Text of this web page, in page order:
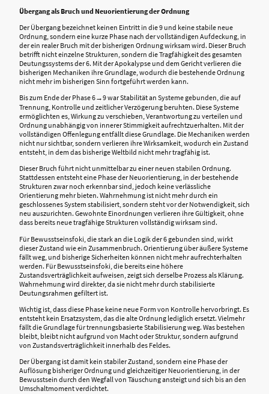
Übergang als Bruch und Neuorientierung der Ordnung
Der Übergang bezeichnet keinen Eintritt in die 9 und keine stabile neue
Ordnung, sondern eine kurze Phase nach der vollständigen Aufdeckung, in
der ein realer Bruch mit der bisherigen Ordnung wirksam wird. Dieser Bruch
betrifft nicht einzelne Strukturen, sondern die Tragfähigkeit des gesamten
Deutungssystems der 6. Mit der Apokalypse und dem Gericht verlieren die
bisherigen Mechaniken ihre Grundlage, wodurch die bestehende Ordnung
nicht mehr im bisherigen Sinn fortgeführt werden kann.
Bis zum Ende der Phase 6→9 war Stabilität an Systeme gebunden, die auf
Trennung, Kontrolle und zeitlicher Verzögerung beruhten. Diese Systeme
ermöglichten es, Wirkung zu verschieben, Verantwortung zu verteilen und
Ordnung unabhängig von innerer Stimmigkeit aufrechtzuerhalten. Mit der
vollständigen Offenlegung entfällt diese Grundlage. Die Mechaniken werden
nicht nur sichtbar, sondern verlieren ihre Wirksamkeit, wodurch ein Zustand
entsteht, in dem das bisherige Weltbild nicht mehr tragfähig ist.
Dieser Bruch führt nicht unmittelbar zu einer neuen stabilen Ordnung.
Stattdessen entsteht eine Phase der Neuorientierung, in der bestehende
Strukturen zwar noch erkennbar sind, jedoch keine verlässliche
Orientierung mehr bieten. Wahrnehmung ist nicht mehr durch ein
geschlossenes System stabilisiert, sondern steht vor der Notwendigkeit, sich
neu auszurichten. Gewohnte Einordnungen verlieren ihre Gültigkeit, ohne
dass bereits neue tragfähige Strukturen vollständig wirksam sind.
Für Bewusstseinsfoki, die stark an die Logik der 6 gebunden sind, wirkt
dieser Zustand wie ein Zusammenbruch. Orientierung über äußere Systeme
fällt weg, und bisherige Sicherheiten können nicht mehr aufrechterhalten
werden. Für Bewusstseinsfoki, die bereits eine höhere
Zustandsverträglichkeit aufweisen, zeigt sich derselbe Prozess als Klärung.
Wahrnehmung wird direkter, da sie nicht mehr durch stabilisierte
Deutungsrahmen gefiltert ist.
Wichtig ist, dass diese Phase keine neue Form von Kontrolle hervorbringt. Es
entsteht kein Ersatzsystem, das die alte Ordnung lediglich ersetzt. Vielmehr
fällt die Grundlage für trennungsbasierte Stabilisierung weg. Was bestehen
bleibt, bleibt nicht aufgrund von Macht oder Struktur, sondern aufgrund
von Zustandsverträglichkeit innerhalb des Feldes.
Der Übergang ist damit kein stabiler Zustand, sondern eine Phase der
Auflösung bisheriger Ordnung und gleichzeitiger Neuorientierung, in der
Bewusstsein durch den Wegfall von Täuschung ansteigt und sich bis an den
Umschaltmoment verdichtet.